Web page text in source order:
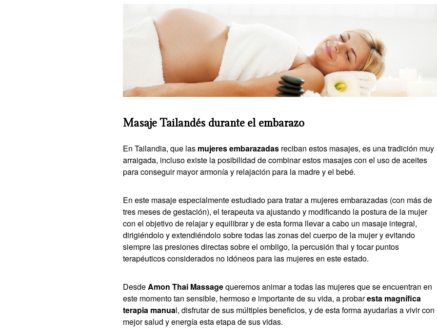
Masaje Tailandés durante el embarazo
En Tailandia, que las mujeres embarazadas reciban estos masajes, es una tradición muy
arraigada, incluso existe la posibilidad de combinar estos masajes con el uso de aceites
para conseguir mayor armonía y relajación para la madre y el bebé.
En este masaje especialmente estudiado para tratar a mujeres embarazadas (con más de
tres meses de gestación), el terapeuta va ajustando y modificando la postura de la mujer
con el objetivo de relajar y equilibrar y de esta forma llevar a cabo un masaje integral,
dirigiéndolo y extendiéndolo sobre todas las zonas del cuerpo de la mujer y evitando
siempre las presiones directas sobre el ombligo, la percusión thai y tocar puntos
terapéuticos considerados no idóneos para las mujeres en este estado.
DesdeAmon Thai Massagequeremos animar a todas las mujeres que se encuentran en
este momento tan sensible, hermoso e importante de su vida, a probaresta magnífica
terapia manual, disfrutar de sus múltiples beneficios, y de esta forma ayudarlas a vivir con
mejor salud y energía esta etapa de sus vidas.